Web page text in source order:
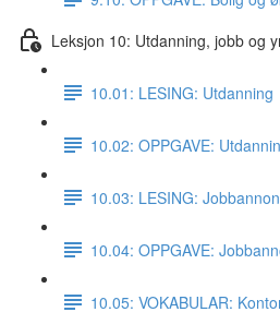
Leksjon 10: Utdanning, jobb og
10.01: LESING: Utdanning
10.02: OPPGAVE:
10.03: LESING:
10.04: OPPGAVE:
10.05: VOKABULAR: